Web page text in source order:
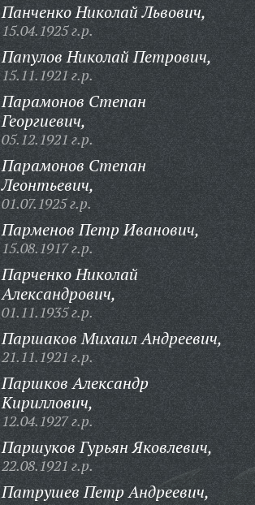
Панченко Николай Львович,
15.04.1925 г.р.
Папулов Николай Петрович,
15.11.1921 г.р.
Парамонов Степан
Георгиевич,
05.12.1921 г.р.
Парамонов Степан
Леонтьевич,
01.07.1925 г.р.
Парменов Петр Иванович,
15.08.1917 г.р.
Парченко Николай
Александрович,
01.11.1935 г.р.
Паршаков Михаил Андреевич,
21.11.1921 г.р.
Паршков Александр
Кириллович,
12.04.1927 г.р.
Паршуков Гурьян Яковлевич,
22.08.1921 г.р.
Патрушев Петр Андреевич,